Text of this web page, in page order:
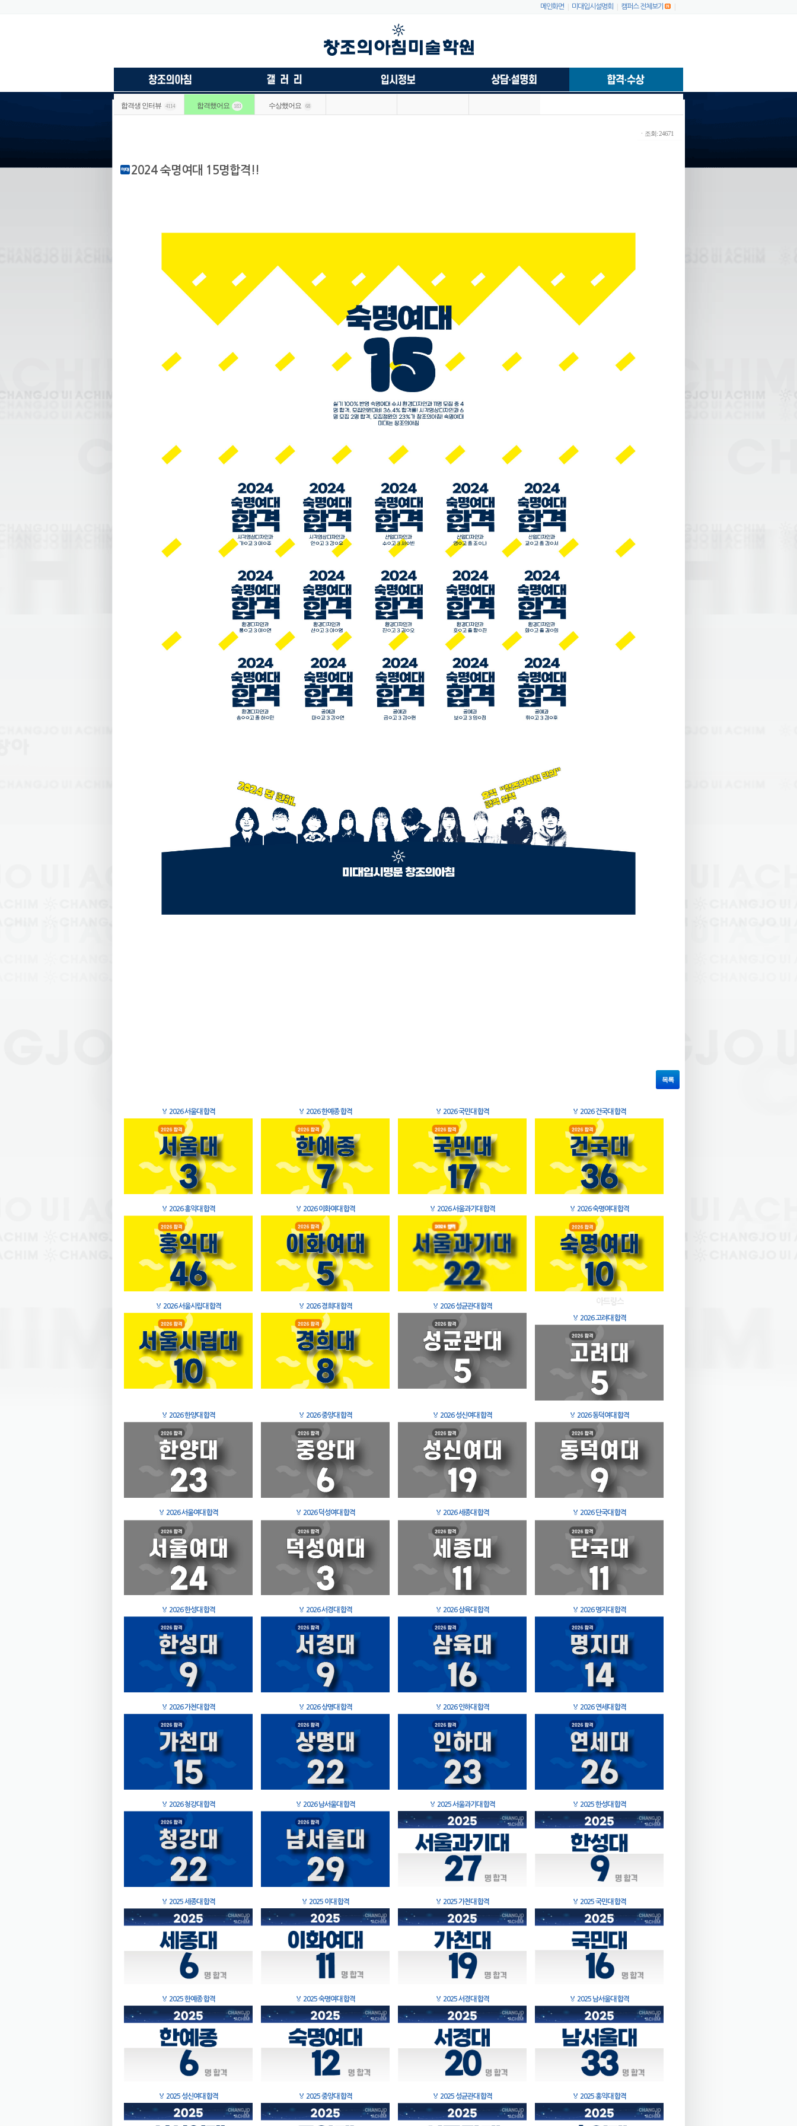
메인화면 미대입시설명회 캠퍼스 전체보기
합격생 인터뷰 4114 합격했어요 183 수상했어요 68
ㆍ조회: 24671
2024 숙명여대 15명합격!!
목록
🏅 2026 서울대 합격 🏅 2026 한예종 합격 🏅 2026 국민대 합격 🏅 2026 건국대 합격
🏅 2026 홍익대 합격 🏅 2026 이화여대 합격 🏅 2026 서울과기대 합격 🏅 2026 숙명여대 합격
🏅 2026 서울시립대 합격 🏅 2026 경희대 합격 🏅 2026 성균관대 합격
🏅 2026 고려대 합격
🏅 2026 한양대 합격 🏅 2026 중앙대 합격 🏅 2026 성신여대 합격 🏅 2026 동덕여대 합격
🏅 2026 서울여대 합격 🏅 2026 덕성여대 합격 🏅 2026 세종대 합격 🏅 2026 단국대 합격
🏅 2026 한성대 합격 🏅 2026 서경대 합격 🏅 2026 삼육대 합격 🏅 2026 명지대 합격
🏅 2026 가천대 합격 🏅 2026 상명대 합격 🏅 2026 인하대 합격 🏅 2026 연세대 합격
🏅 2026 청강대 합격 🏅 2026 남서울대 합격 🏅 2025 서울과기대 합격 🏅 2025 한성대 합격
🏅 2025 세종대 합격 🏅 2025 이대 합격 🏅 2025 가천대 합격 🏅 2025 국민대 합격
🏅 2025 한예종 합격 🏅 2025 숙명여대 합격 🏅 2025 서경대 합격 🏅 2025 남서울대 합격
🏅 2025 성신여대 합격 🏅 2025 중앙대 합격 🏅 2025 성균관대 합격 🏅 2025 홍익대 합격